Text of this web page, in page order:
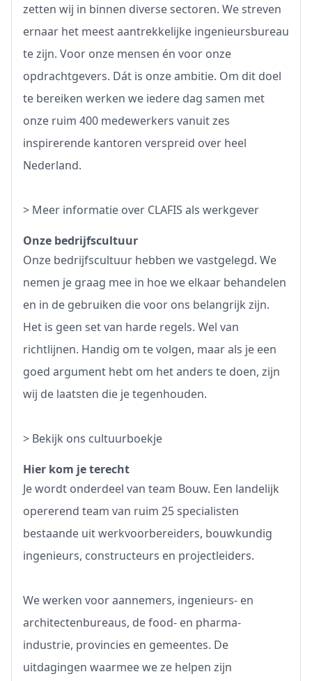
zetten wij in binnen diverse sectoren. We streven
ernaar het meest aantrekkelijke ingenieursbureau
te zijn. Voor onze mensen én voor onze
opdrachtgevers. Dát is onze ambitie. Om dit doel
te bereiken werken we iedere dag samen met
onze ruim 400 medewerkers vanuit zes
inspirerende kantoren verspreid over heel
Nederland.
> Meer informatie over CLAFIS als werkgever
Onze bedrijfscultuur
Onze bedrijfscultuur hebben we vastgelegd. We
nemen je graag mee in hoe we elkaar behandelen
en in de gebruiken die voor ons belangrijk zijn.
Het is geen set van harde regels. Wel van
richtlijnen. Handig om te volgen, maar als je een
goed argument hebt om het anders te doen, zijn
wij de laatsten die je tegenhouden.
> Bekijk ons cultuurboekje
Hier kom je terecht
Je wordt onderdeel van team Bouw. Een landelijk
opererend team van ruim 25 specialisten
bestaande uit werkvoorbereiders, bouwkundig
ingenieurs, constructeurs en projectleiders.
We werken voor aannemers, ingenieurs- en
architectenbureaus, de food- en pharma-
industrie, provincies en gemeentes. De
uitdagingen waarmee we ze helpen zijn